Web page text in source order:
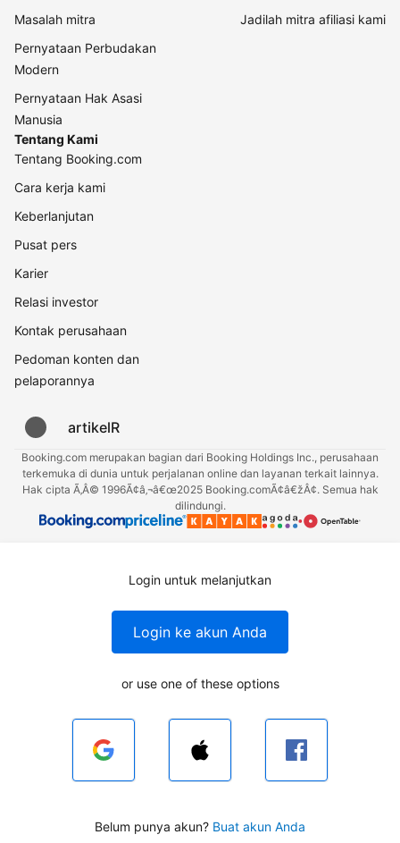
Masalah mitra
Pernyataan Perbudakan
Modern
Pernyataan Hak Asasi
Manusia
Jadilah mitra afiliasi kami
Tentang Kami
Tentang Booking.com
Cara kerja kami
Keberlanjutan
Pusat pers
Karier
Relasi investor
Kontak perusahaan
Pedoman konten dan
pelaporannya
artikelR
Booking.com merupakan bagian dari Booking Holdings Inc., perusahaan
terkemuka di dunia untuk perjalanan online dan layanan terkait lainnya.
Hak cipta Ã‚Â© 1996Ã¢â‚¬â€œ2025 Booking.comÃ¢â€žÂ¢. Semua hak
dilindungi.
Login untuk melanjutkan
Login ke akun Anda
or use one of these options
Belum punya akun? Buat akun Anda